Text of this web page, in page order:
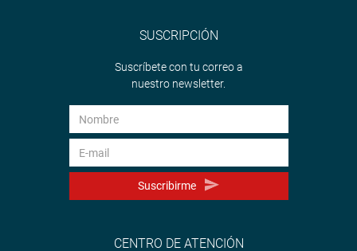
SUSCRIPCIÓN
Suscríbete con tu correo a
nuestro newsletter.
Suscribirme
CENTRO DE ATENCIÓN